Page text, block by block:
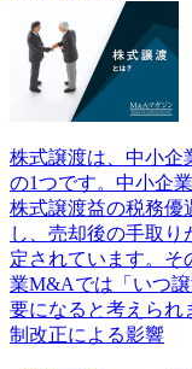
株式譲渡は、中小
の1つです。中小企
株式譲渡益の税務優
し、売却後の手取
定されています。そ
業M&Aでは「いつ
要になると考えられ
制改正による影響